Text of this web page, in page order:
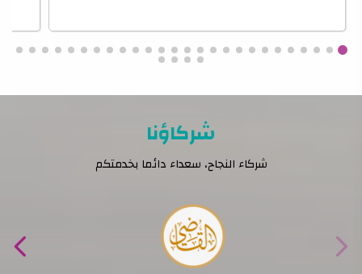
شركاؤنا
شركاء النجاح، سعداء دائما بخدمتكم